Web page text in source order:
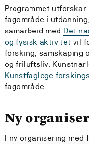
Programmet
fagområde i
samarbeid med Det
og fysisk aktivitet vil
forsking, samskaping
og friluftsliv.
Kunstfaglege
fagområde.
Ny
I ny organisering med